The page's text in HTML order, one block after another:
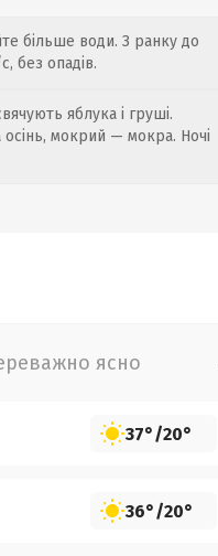
більше води. З ранку до
без опадів.
яблука і груші.
мокрий — мокра. Ночі
ясно
37°/20°
36°/20°